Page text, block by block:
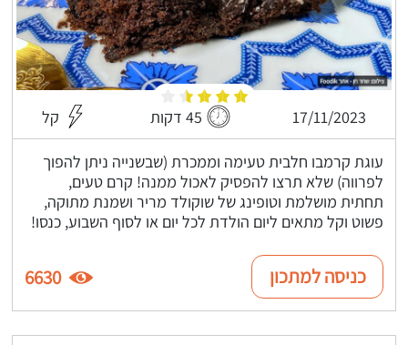
17/11/2023 45 דקות קל
עוגת קרמבו חלבית טעימה וממכרת (שבשנייה ניתן להפוך
לפרווה) שלא תרצו להפסיק לאכול ממנה! קרם טעים,
תחתית מושלמת וטופינג של שוקולד מריר ושמנת מתוקה,
פשוט וקל מתאים ליום הולדת לכל יום או לסוף השבוע, כנסו!
כניסה למתכון 6630